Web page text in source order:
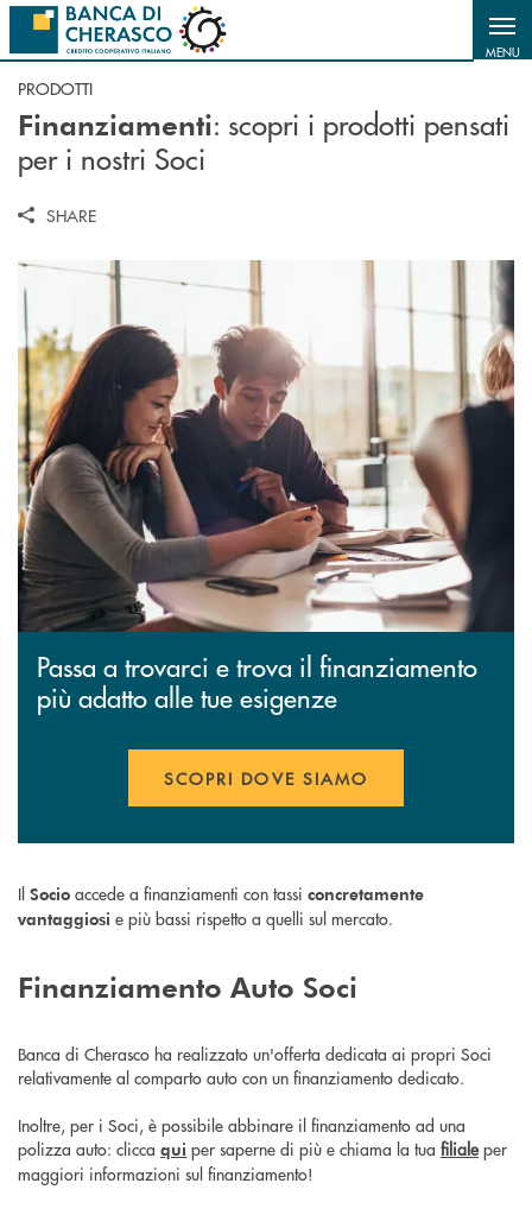
Salta al contenuto principale
MENU
PRODOTTI
Finanziamenti: scopri i prodotti pensati
per i nostri Soci
SHARE
Passa a trovarci e trova il finanziamento
più adatto alle tue esigenze
SCOPRI DOVE SIAMO
Il Socio accede a finanziamenti con tassi concretamente
vantaggiosi e più bassi rispetto a quelli sul mercato.
Finanziamento Auto Soci
Banca di Cherasco ha realizzato un'offerta dedicata ai propri Soci
relativamente al comparto auto con un finanziamento dedicato.
Inoltre, per i Soci, è possibile abbinare il finanziamento ad una
polizza auto: clicca qui per saperne di più e chiama la tua filialeper
maggiori informazioni sul finanziamento!